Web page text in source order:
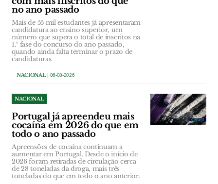
no ano passado
Mais de 55 mil estudantes já apresentaram
candidatura ao ensino superior, um
número que supera o total de inscritos na
1.ª fase do concurso do ano passado,
quando ainda falta terminar o prazo de
candidaturas.
NACIONAL| 06-08-2026
NACIONAL
Portugal já apreendeu mais
cocaína em 2026 do que em
todo o ano passado
Apreensões de cocaína continuam a
aumentar em Portugal. Desde o início de
2026 foram retiradas de circulação cerca
de 28 toneladas da droga, mais três
toneladas do que em todo o ano anterior.